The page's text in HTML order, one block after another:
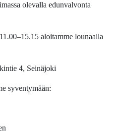
olevalla edunvalvonta
aloitamme lounaalla
4, Seinäjoki
syventymään: